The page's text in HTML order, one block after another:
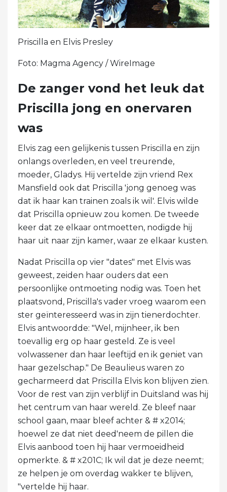
Priscilla en Elvis Presley
Foto: Magma Agency / WireImage
De zanger vond het leuk dat
Priscilla jong en onervaren
was
Elvis zag een gelijkenis tussen Priscilla en zijn
onlangs overleden, en veel treurende,
moeder, Gladys. Hij vertelde zijn vriend Rex
Mansfield ook dat Priscilla 'jong genoeg was
dat ik haar kan trainen zoals ik wil'. Elvis wilde
dat Priscilla opnieuw zou komen. De tweede
keer dat ze elkaar ontmoetten, nodigde hij
haar uit naar zijn kamer, waar ze elkaar kusten.
Nadat Priscilla op vier "dates" met Elvis was
geweest, zeiden haar ouders dat een
persoonlijke ontmoeting nodig was. Toen het
plaatsvond, Priscilla's vader vroeg waarom een ​​
ster geïnteresseerd was in zijn tienerdochter.
Elvis antwoordde: "Wel, mijnheer, ik ben
toevallig erg op haar gesteld. Ze is veel
volwassener dan haar leeftijd en ik geniet van
haar gezelschap." De Beaulieus waren zo
gecharmeerd dat Priscilla Elvis kon blijven zien.
Voor de rest van zijn verblijf in Duitsland was hij
het centrum van haar wereld. Ze bleef naar
school gaan, maar bleef achter & # x2014;
hoewel ze dat niet deed'neem de pillen die
Elvis aanbood toen hij haar vermoeidheid
opmerkte. & # x201C; Ik wil dat je deze neemt;
ze helpen je om overdag wakker te blijven,
"vertelde hij haar.